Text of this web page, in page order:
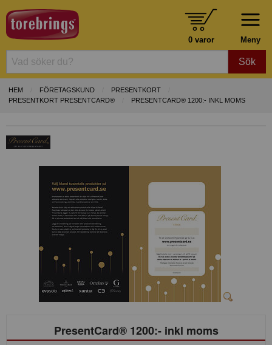
Meny
0 varor
Sök
HEM FÖRETAGSKUND
PRESENTKORT
PRESENTKORT PRESENTCARD®
PRESENTCARD® 1200:- INKL MOMS
PresentCard® 1200:- inkl moms